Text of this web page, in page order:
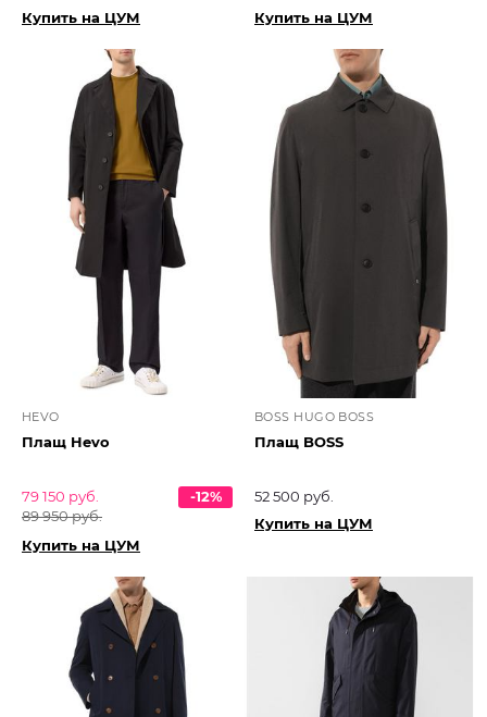
Купить на ЦУМ Купить на ЦУМ
HEVO
Плащ Hevo
79 150 руб.
89 950 руб.
-12%
Купить на ЦУМ
BOSS HUGO BOSS
Плащ BOSS
52 500 руб.
Купить на ЦУМ